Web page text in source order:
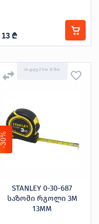
13 ₾
24 დღე 2 სთ 12 წთ
-30%
STANLEY 0-30-687
საზომი რგოლი 3M
13MM